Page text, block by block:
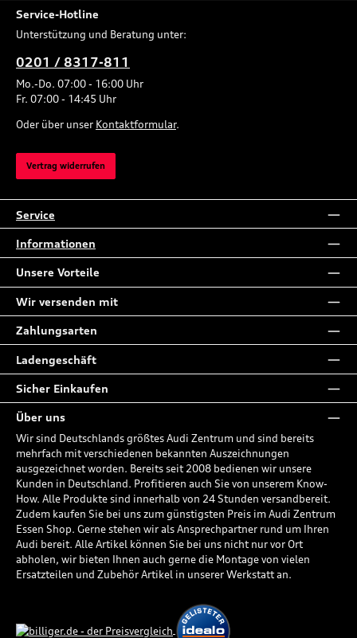
Service-Hotline
Unterstützung und Beratung unter:
0201 / 8317-811
Mo.-Do. 07:00 - 16:00 Uhr
Fr. 07:00 - 14:45 Uhr
Oder über unser Kontaktformular.
Vertrag widerrufen
Service
Informationen
Unsere Vorteile
Wir versenden mit
Zahlungsarten
Ladengeschäft
Sicher Einkaufen
Über uns
Wir sind Deutschlands größtes Audi Zentrum und sind bereits
mehrfach mit verschiedenen bekannten Auszeichnungen
ausgezeichnet worden. Bereits seit 2008 bedienen wir unsere
Kunden in Deutschland. Profitieren auch Sie von unserem Know-
How. Alle Produkte sind innerhalb von 24 Stunden versandbereit.
Zudem kaufen Sie bei uns zum günstigsten Preis im Audi Zentrum
Essen Shop. Gerne stehen wir als Ansprechpartner rund um Ihren
Audi bereit. Alle Artikel können Sie bei uns nicht nur vor Ort
abholen, wir bieten Ihnen auch gerne die Montage von vielen
Ersatzteilen und Zubehör Artikel in unserer Werkstatt an.